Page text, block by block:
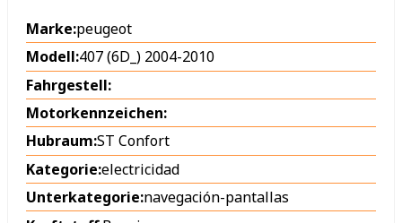
Marke:peugeot
Modell:407 (6D_) 2004-2010
Fahrgestell:
Motorkennzeichen:
Hubraum:ST Confort
Kategorie:electricidad
Unterkategorie:navegación-pantallas